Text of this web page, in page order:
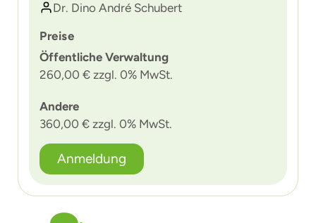
Dr. Dino André Schubert
Preise
Öffentliche Verwaltung
260,00 € zzgl. 0% MwSt.
Andere
360,00 € zzgl. 0% MwSt.
Anmeldung